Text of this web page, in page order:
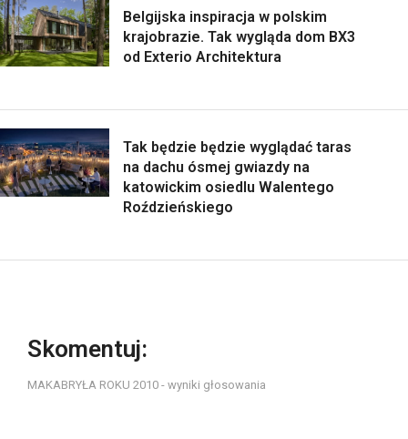
Belgijska inspiracja w polskim
krajobrazie. Tak wygląda dom BX3
od Exterio Architektura
Tak będzie będzie wyglądać taras
na dachu ósmej gwiazdy na
katowickim osiedlu Walentego
Roździeńskiego
Skomentuj:
MAKABRYŁA ROKU 2010 - wyniki głosowania